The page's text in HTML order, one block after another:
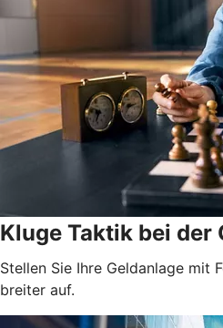
Kluge Taktik bei der
Stellen Sie Ihre Geldanlage mit
breiter auf.